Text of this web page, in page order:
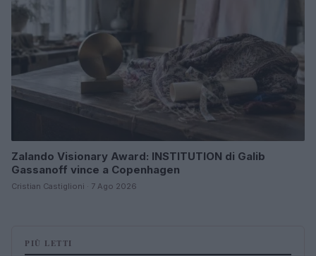
Zalando Visionary Award: INSTITUTION di Galib
Gassanoff vince a Copenhagen
Cristian Castiglioni · 7 Ago 2026
PIÙ LETTI